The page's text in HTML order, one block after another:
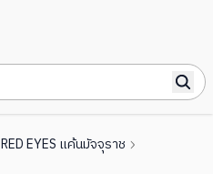
RED EYES แค้นมัจจุราช